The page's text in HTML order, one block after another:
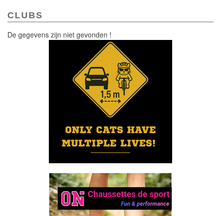
CLUBS
De gegevens zijn niet gevonden !